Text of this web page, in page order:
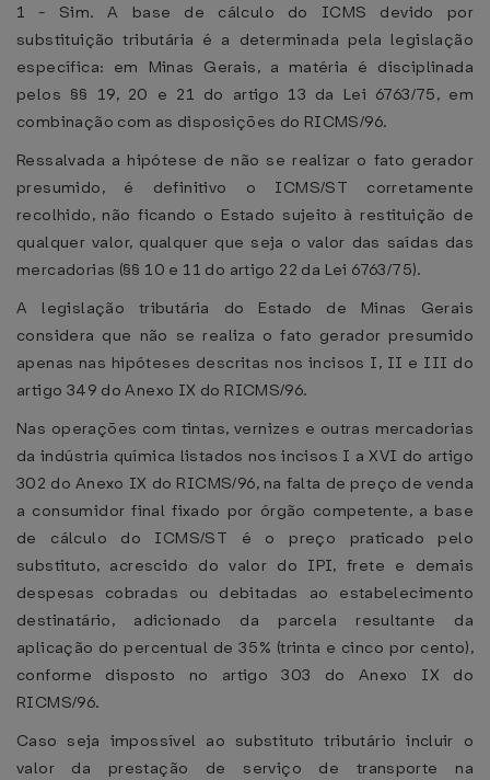
1 - Sim. A base de cálculo do ICMS devido por
substituição tributária é a determinada pela legislação
específica: em Minas Gerais, a matéria é disciplinada
pelos §§ 19, 20 e 21 do artigo 13 da Lei 6763/75, em
combinação com as disposições do RICMS/96.
Ressalvada a hipótese de não se realizar o fato gerador
presumido, é definitivo o ICMS/ST corretamente
recolhido, não ficando o Estado sujeito à restituição de
qualquer valor, qualquer que seja o valor das saídas das
mercadorias (§§ 10 e 11 do artigo 22 da Lei 6763/75).
A legislação tributária do Estado de Minas Gerais
considera que não se realiza o fato gerador presumido
apenas nas hipóteses descritas nos incisos I, II e III do
artigo 349 do Anexo IX do RICMS/96.
Nas operações com tintas, vernizes e outras mercadorias
da indústria química listados nos incisos I a XVI do artigo
302 do Anexo IX do RICMS/96, na falta de preço de venda
a consumidor final fixado por órgão competente, a base
de cálculo do ICMS/ST é o preço praticado pelo
substituto, acrescido do valor do IPI, frete e demais
despesas cobradas ou debitadas ao estabelecimento
destinatário, adicionado da parcela resultante da
aplicação do percentual de 35% (trinta e cinco por cento),
conforme disposto no artigo 303 do Anexo IX do
RICMS/96.
Caso seja impossível ao substituto tributário incluir o
valor da prestação de serviço de transporte na